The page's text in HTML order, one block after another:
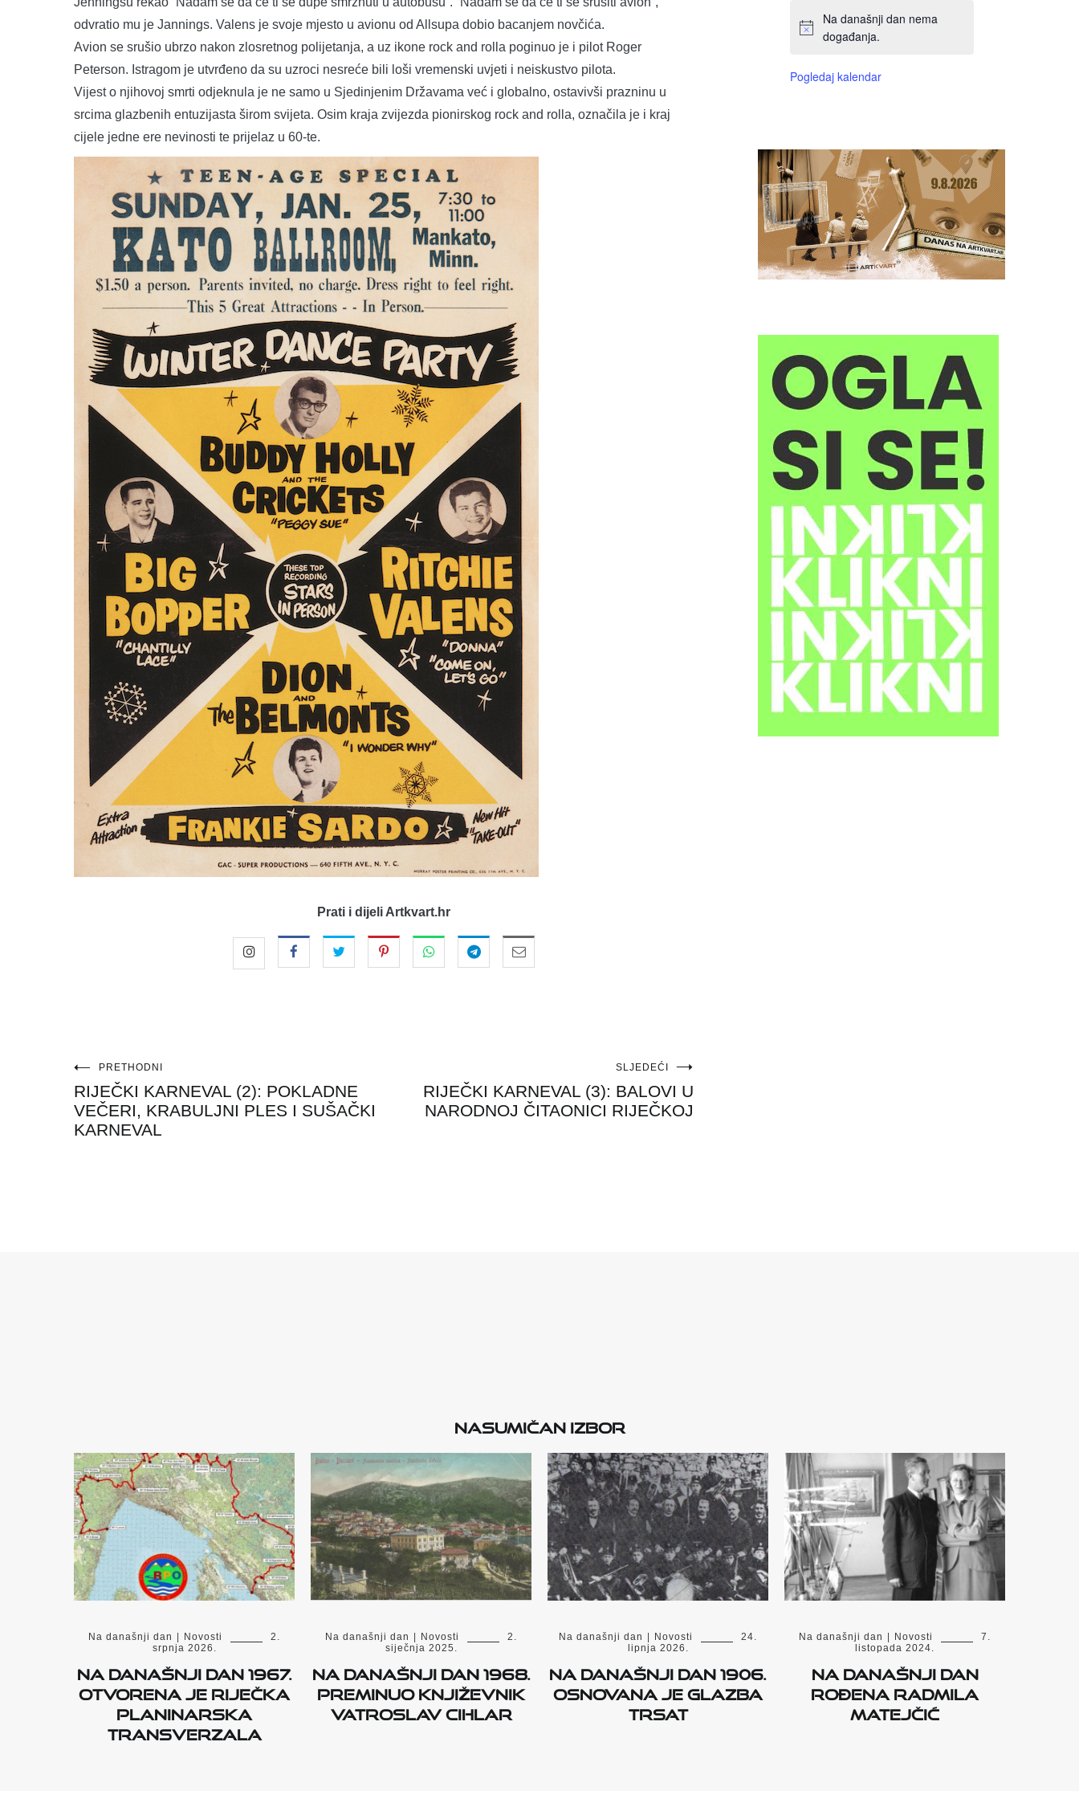
odvratio mu je Jannings. Valens je svoje mjesto u avionu od Allsupa dobio bacanjem novčića.
Avion se srušio ubrzo nakon zlosretnog polijetanja, a uz ikone rock and rolla poginuo je i pilot Roger
Peterson. Istragom je utvrđeno da su uzroci nesreće bili loši vremenski uvjeti i neiskustvo pilota.
Vijest o njihovoj smrti odjeknula je ne samo u Sjedinjenim Državama već i globalno, ostavivši prazninu u
srcima glazbenih entuzijasta širom svijeta. Osim kraja zvijezda pionirskog rock and rolla, označila je i kraj
cijele jedne ere nevinosti te prijelaz u 60-te.
Prati i dijeli Artkvart.hr
Navigacija
objava
PRETHODNI
RIJEČKI KARNEVAL (2): POKLADNE
VEČERI, KRABULJNI PLES I SUŠAČKI
KARNEVAL
SLJEDEĆI
RIJEČKI KARNEVAL (3): BALOVI U
NARODNOJ ČITAONICI RIJEČKOJ
Na današnji dan nema
događanja.
Pogledaj kalendar
Nasumičan izbor
Na današnji dan | Novosti
2.
srpnja 2026.
Na današnji dan 1967.
otvorena je Riječka
planinarska
transverzala
Na današnji dan | Novosti
2.
siječnja 2025.
Na današnji dan 1968.
preminuo književnik
Vatroslav Cihlar
Na današnji dan | Novosti
24.
lipnja 2026.
Na današnji dan 1906.
osnovana je Glazba
Trsat
Na današnji dan | Novosti
7.
listopada 2024.
Na današnji dan
rođena Radmila
Matejčić